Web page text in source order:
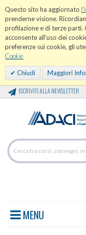
Questo sito ha aggiornato
prenderne visione.
profilazione e di terze parti.
acconsente all'uso dei
preferenze sui cookie, gli
Cookie
Chiudi Maggiori
ISCRIVITI ALLA NEWSLETTER
MENU